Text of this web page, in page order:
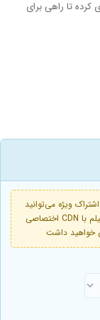
کرده تا راهی برای
ویژه می‌توانید
هر 2 ساعت یک‌بار درخواست همگام‌سازی لینک‌های این فیلم با CDN اختصاصی
خواهید داشت